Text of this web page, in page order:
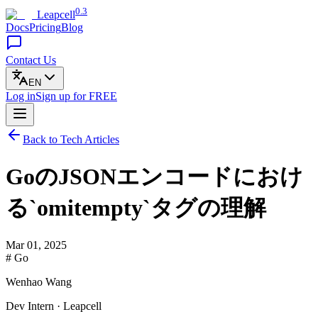
Leapcell0.3
DocsPricingBlog
Contact Us
EN
Log inSign up for FREE
Back to Tech Articles
GoのJSONエンコードにおけ
る`omitempty`タグの理解
Mar 01, 2025
# Go
Wenhao Wang
Dev Intern · Leapcell